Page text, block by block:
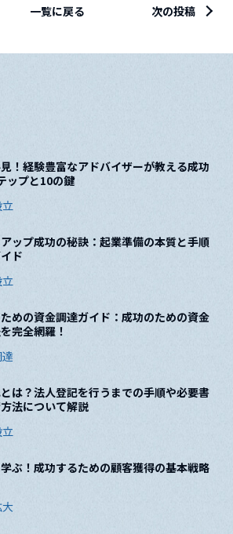
一覧に戻る 次の投稿
！経験豊富なアドバイザーが教える成功
ップと10の鍵
ップ成功の秘訣：起業準備の本質と手順
ド
めの資金調達ガイド：成功のための資金
完全網羅！
は？法人登記を行うまでの手順や必要書
法について解説
ぶ！成功するための顧客獲得の基本戦略